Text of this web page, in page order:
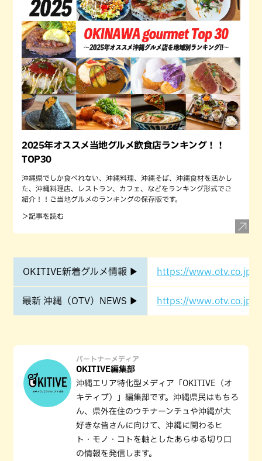
2025年オススメ当地グルメ飲食店ランキング！！
TOP30
沖縄県でしか食べれない、沖縄料理、沖縄そば、沖縄食材を活かし
た、沖縄料理店、レストラン、カフェ、などをランキング形式でご
紹介！！ご当地グルメのランキングの保存版です。
＞記事を読む
OKITIVE新着グルメ情報 ▶ https://www.otv.co.jp/
最新 沖縄（OTV）NEWS ▶ https://www.otv.co.jp/
パートナーメディア
OKITIVE編集部
沖縄エリア特化型メディア「OKITIVE（オ
キティブ）」編集部です。沖縄県民はもちろ
ん、県外在住のウチナーンチュや沖縄が大
好きな皆さんに向けて、沖縄に関わるヒ
ト・モノ・コトを軸としたあらゆる切り口
の情報を発信します。